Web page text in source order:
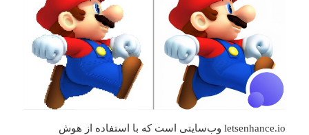
letsenhance.io وب‌سایتی است که با استفاده از هوش